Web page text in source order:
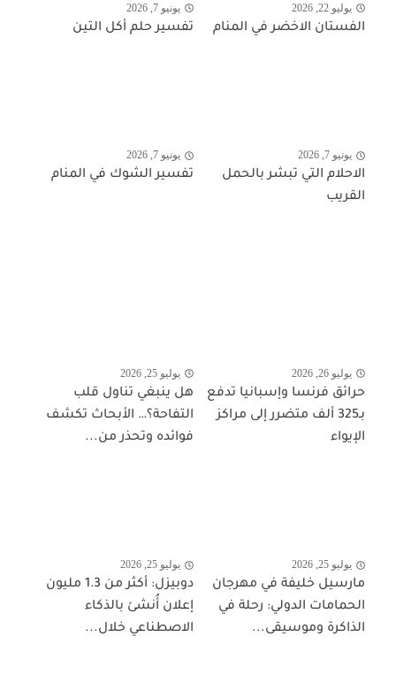
يوليو 22, 2026
الفستان الاخضر في المنام
يونيو 7, 2026
تفسير حلم أكل التين
يونيو 7, 2026
الاحلام التي تبشر بالحمل
القريب
يونيو 7, 2026
تفسير الشوك في المنام
يوليو 26, 2026
حرائق فرنسا وإسبانيا تدفع
بـ325 ألف متضرر إلى مراكز
الإيواء
يوليو 25, 2026
هل ينبغي تناول قلب
التفاحة؟… الأبحاث تكشف
فوائده وتحذر من...
يوليو 25, 2026
مارسيل خليفة في مهرجان
الحمامات الدولي: رحلة في
الذاكرة وموسيقى...
يوليو 25, 2026
دوبيزل: أكثر من 1.3 مليون
إعلان أُنشئ بالذكاء
الاصطناعي خلال...